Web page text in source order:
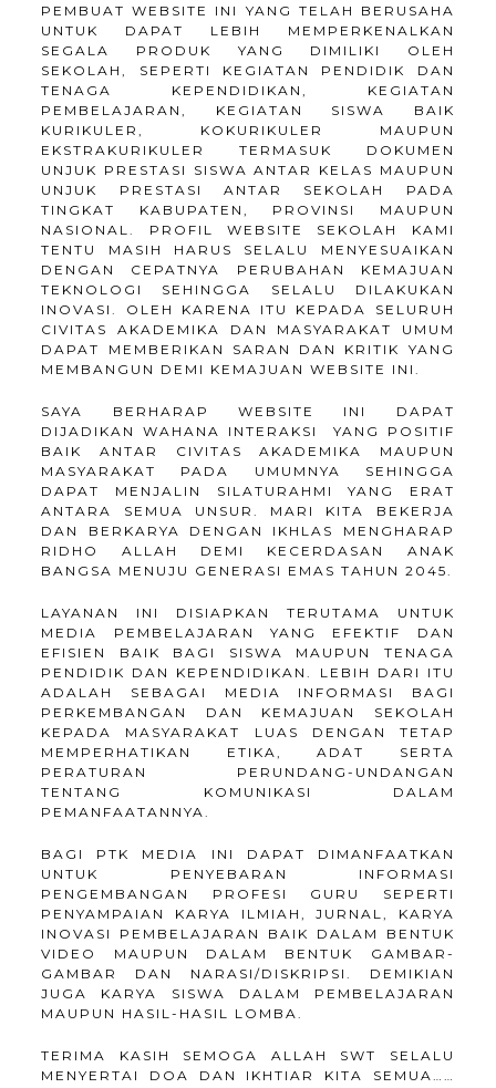
PEMBUAT WEBSITE INI YANG TELAH BERUSAHA
UNTUK DAPAT LEBIH MEMPERKENALKAN
SEGALA PRODUK YANG DIMILIKI OLEH
SEKOLAH, SEPERTI KEGIATAN PENDIDIK DAN
TENAGA KEPENDIDIKAN, KEGIATAN
PEMBELAJARAN, KEGIATAN SISWA BAIK
KURIKULER, KOKURIKULER MAUPUN
EKSTRAKURIKULER TERMASUK DOKUMEN
UNJUK PRESTASI SISWA ANTAR KELAS MAUPUN
UNJUK PRESTASI ANTAR SEKOLAH PADA
TINGKAT KABUPATEN, PROVINSI MAUPUN
NASIONAL. PROFIL WEBSITE SEKOLAH KAMI
TENTU MASIH HARUS SELALU MENYESUAIKAN
DENGAN CEPATNYA PERUBAHAN KEMAJUAN
TEKNOLOGI SEHINGGA SELALU DILAKUKAN
INOVASI. OLEH KARENA ITU KEPADA SELURUH
CIVITAS AKADEMIKA DAN MASYARAKAT UMUM
DAPAT MEMBERIKAN SARAN DAN KRITIK YANG
MEMBANGUN DEMI KEMAJUAN WEBSITE INI.
SAYA BERHARAP WEBSITE INI DAPAT
DIJADIKAN WAHANA INTERAKSI YANG POSITIF
BAIK ANTAR CIVITAS AKADEMIKA MAUPUN
MASYARAKAT PADA UMUMNYA SEHINGGA
DAPAT MENJALIN SILATURAHMI YANG ERAT
ANTARA SEMUA UNSUR. MARI KITA BEKERJA
DAN BERKARYA DENGAN IKHLAS MENGHARAP
RIDHO ALLAH DEMI KECERDASAN ANAK
BANGSA MENUJU GENERASI EMAS TAHUN 2045.
LAYANAN INI DISIAPKAN TERUTAMA UNTUK
MEDIA PEMBELAJARAN YANG EFEKTIF DAN
EFISIEN BAIK BAGI SISWA MAUPUN TENAGA
PENDIDIK DAN KEPENDIDIKAN. LEBIH DARI ITU
ADALAH SEBAGAI MEDIA INFORMASI BAGI
PERKEMBANGAN DAN KEMAJUAN SEKOLAH
KEPADA MASYARAKAT LUAS DENGAN TETAP
MEMPERHATIKAN ETIKA, ADAT SERTA
PERATURAN PERUNDANG-UNDANGAN
TENTANG KOMUNIKASI DALAM
PEMANFAATANNYA.
BAGI PTK MEDIA INI DAPAT DIMANFAATKAN
UNTUK PENYEBARAN INFORMASI
PENGEMBANGAN PROFESI GURU SEPERTI
PENYAMPAIAN KARYA ILMIAH, JURNAL, KARYA
INOVASI PEMBELAJARAN BAIK DALAM BENTUK
VIDEO MAUPUN DALAM BENTUK GAMBAR-
GAMBAR DAN NARASI/DISKRIPSI. DEMIKIAN
JUGA KARYA SISWA DALAM PEMBELAJARAN
MAUPUN HASIL-HASIL LOMBA.
TERIMA KASIH SEMOGA ALLAH SWT SELALU
MENYERTAI DOA DAN IKHTIAR KITA SEMUA……